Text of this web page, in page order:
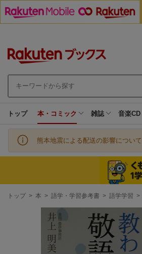
トップ 本・コミック 雑誌 音楽CD
熊本地震による配送の影響について
現
トップ > 本 > 語学・学習参考書 > 語学学習 >